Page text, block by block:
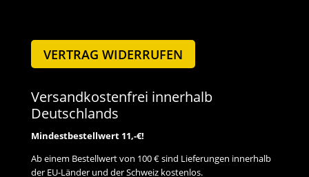
VERTRAG WIDERRUFEN
Versandkostenfrei innerhalb
Deutschlands
Mindestbestellwert 11,-€!
Ab einem Bestellwert von 100 € sind Lieferungen innerhalb
der EU-Länder und der Schweiz kostenlos.